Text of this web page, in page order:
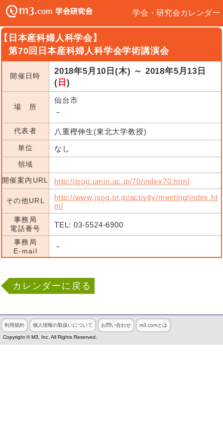
学会・研究会カレンダー
日本産科婦人科学会】
第70回日本産科婦人科学会学術講演会
開催日時
2018年5月10日(木) ～ 2018年5月13日
( 日 )
場 所
仙台市
－
代表者 八重樫伸生(東北大学教授)
単位 なし
領域
開催案内URL
http://jsog.umin.ac.jp/70/index70.html
その他URL
http://www.jsog.or.jp/activity/meeting/index.ht
ml
事務局
電話番号
TEL: 03-5524-6900
事務局
E-mail
－
カレンダーに戻る
利用規約 個人情報の取扱いについて お問い合わせ m3.comとは
Copyright © M3, Inc. All Rights Reserved.